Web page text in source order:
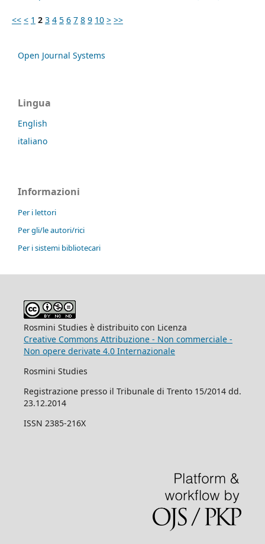
<< < 1 2 3 4 5 6 7 8 9 10 > >>
Open Journal Systems
Lingua
English
italiano
Informazioni
Per i lettori
Per gli/le autori/rici
Per i sistemi bibliotecari
Rosmini Studies è distribuito con Licenza
Creative Commons Attribuzione - Non commerciale -
Non opere derivate 4.0 Internazionale
Rosmini Studies
Registrazione presso il Tribunale di Trento 15/2014 dd.
23.12.2014
ISSN 2385-216X